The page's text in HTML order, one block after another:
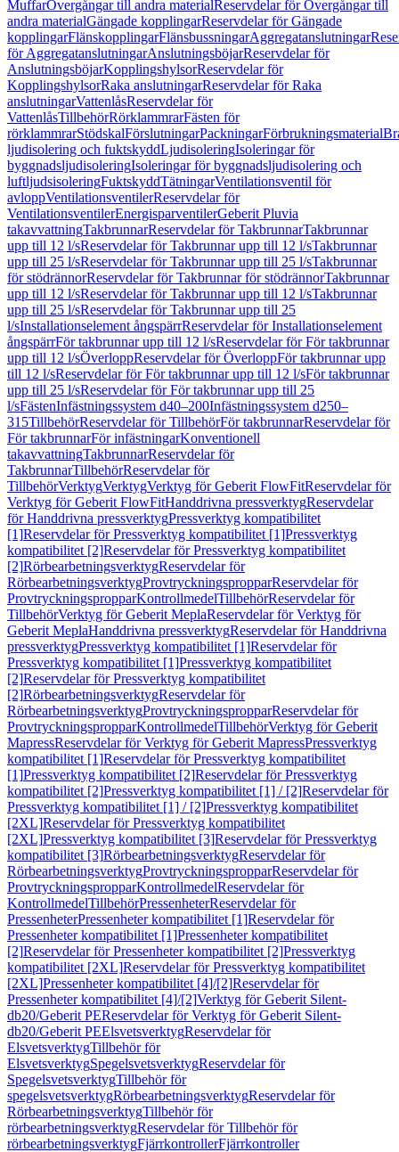
MuffarÖvergångar till andra materialReservdelar för Övergångar till
andra materialGängade kopplingarReservdelar för Gängade
kopplingarFlänskopplingarFlänsbussningarAggregatanslutningar
för AggregatanslutningarAnslutningsböjarReservdelar för
AnslutningsböjarKopplingshylsorReservdelar för
KopplingshylsorRaka anslutningarReservdelar för Raka
anslutningarVattenlåsReservdelar för
VattenlåsTillbehörRörklammrarFästen för
rörklammrarStödskalFörslutningarPackningarFörbrukningsmaterial
ljudisolering och fuktskyddLjudisoleringIsoleringar för
byggnadsljudisoleringIsoleringar för byggnadsljudisolering och
luftljudsisoleringFuktskyddTätningarVentilationsventil för
avloppVentilationsventilerReservdelar för
VentilationsventilerEnergisparventilerGeberit Pluvia
takavvattningTakbrunnarReservdelar för TakbrunnarTakbrunnar
upp till 12 l/sReservdelar för Takbrunnar upp till 12 l/sTakbrunnar
upp till 25 l/sReservdelar för Takbrunnar upp till 25 l/sTakbrunnar
för stödrännorReservdelar för Takbrunnar för stödrännorTakbrunnar
upp till 12 l/sReservdelar för Takbrunnar upp till 12 l/sTakbrunnar
upp till 25 l/sReservdelar för Takbrunnar upp till 25
l/sInstallationselement ångspärrReservdelar för Installationselement
ångspärrFör takbrunnar upp till 12 l/sReservdelar för För takbrunnar
upp till 12 l/sÖverloppReservdelar för ÖverloppFör takbrunnar upp
till 12 l/sReservdelar för För takbrunnar upp till 12 l/sFör takbrunnar
upp till 25 l/sReservdelar för För takbrunnar upp till 25
l/sFästenInfästningssystem d40–200Infästningssystem d250–
315TillbehörReservdelar för TillbehörFör takbrunnarReservdelar för
För takbrunnarFör infästningarKonventionell
takavvattningTakbrunnarReservdelar för
TakbrunnarTillbehörReservdelar för
TillbehörVerktygVerktygVerktyg för Geberit FlowFitReservdelar för
Verktyg för Geberit FlowFitHanddrivna pressverktygReservdelar
för Handdrivna pressverktygPressverktyg kompatibilitet
[1]Reservdelar för Pressverktyg kompatibilitet [1]Pressverktyg
kompatibilitet [2]Reservdelar för Pressverktyg kompatibilitet
[2]RörbearbetningsverktygReservdelar för
RörbearbetningsverktygProvtryckningspropparReservdelar för
ProvtryckningspropparKontrollmedelTillbehörReservdelar för
TillbehörVerktyg för Geberit MeplaReservdelar för Verktyg för
Geberit MeplaHanddrivna pressverktygReservdelar för Handdrivna
pressverktygPressverktyg kompatibilitet [1]Reservdelar för
Pressverktyg kompatibilitet [1]Pressverktyg kompatibilitet
[2]Reservdelar för Pressverktyg kompatibilitet
[2]RörbearbetningsverktygReservdelar för
RörbearbetningsverktygProvtryckningspropparReservdelar för
ProvtryckningspropparKontrollmedelTillbehörVerktyg för Geberit
MapressReservdelar för Verktyg för Geberit MapressPressverktyg
kompatibilitet [1]Reservdelar för Pressverktyg kompatibilitet
[1]Pressverktyg kompatibilitet [2]Reservdelar för Pressverktyg
kompatibilitet [2]Pressverktyg kompatibilitet [1] / [2]Reservdelar för
Pressverktyg kompatibilitet [1] / [2]Pressverktyg kompatibilitet
[2XL]Reservdelar för Pressverktyg kompatibilitet
[2XL]Pressverktyg kompatibilitet [3]Reservdelar för Pressverktyg
kompatibilitet [3]RörbearbetningsverktygReservdelar för
RörbearbetningsverktygProvtryckningspropparReservdelar för
ProvtryckningspropparKontrollmedelReservdelar för
KontrollmedelTillbehörPressenheterReservdelar för
PressenheterPressenheter kompatibilitet [1]Reservdelar för
Pressenheter kompatibilitet [1]Pressenheter kompatibilitet
[2]Reservdelar för Pressenheter kompatibilitet [2]Pressverktyg
kompatibilitet [2XL]Reservdelar för Pressverktyg kompatibilitet
[2XL]Pressenheter kompatibilitet [4]/[2]Reservdelar för
Pressenheter kompatibilitet [4]/[2]Verktyg för Geberit Silent-
db20/Geberit PEReservdelar för Verktyg för Geberit Silent-
db20/Geberit PEElsvetsverktygReservdelar för
ElsvetsverktygTillbehör för
ElsvetsverktygSpegelsvetsverktygReservdelar för
SpegelsvetsverktygTillbehör för
spegelsvetsverktygRörbearbetningsverktygReservdelar för
RörbearbetningsverktygTillbehör för
rörbearbetningsverktygReservdelar för Tillbehör för
rörbearbetningsverktygFjärrkontrollerFjärrkontroller